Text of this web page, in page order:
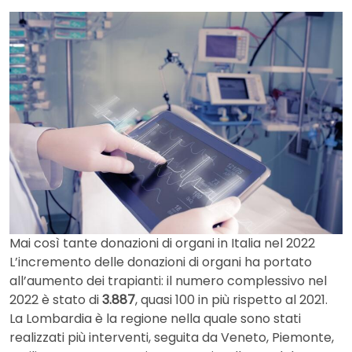
Mai così tante donazioni di organi in Italia nel 2022
L’incremento delle donazioni di organi ha portato
all’aumento dei trapianti: il numero complessivo nel
2022 è stato di3.887, quasi 100 in più rispetto al 2021.
La Lombardia è la regione nella quale sono stati
realizzati più interventi, seguita da Veneto, Piemonte,